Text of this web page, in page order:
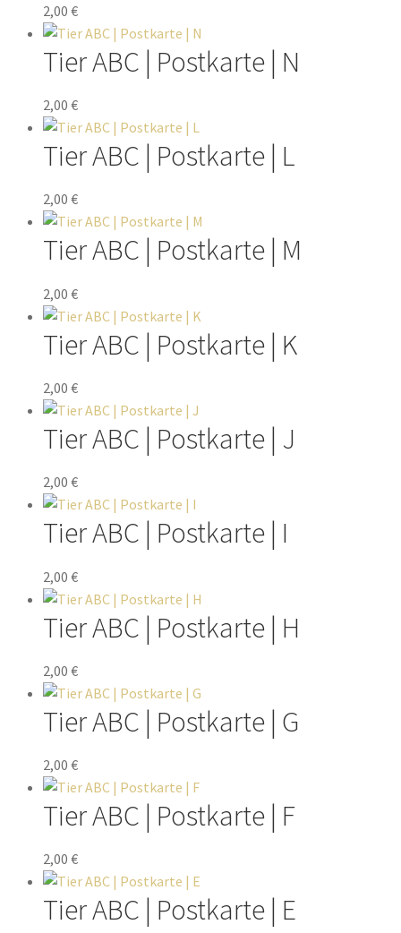
2,00 €
Tier ABC | Postkarte | N
2,00 €
Tier ABC | Postkarte | L
2,00 €
Tier ABC | Postkarte | M
2,00 €
Tier ABC | Postkarte | K
2,00 €
Tier ABC | Postkarte | J
2,00 €
Tier ABC | Postkarte | I
2,00 €
Tier ABC | Postkarte | H
2,00 €
Tier ABC | Postkarte | G
2,00 €
Tier ABC | Postkarte | F
2,00 €
Tier ABC | Postkarte | E